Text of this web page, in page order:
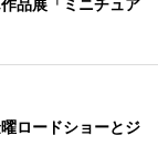
品展「ミニチュア
ロードショーとジ